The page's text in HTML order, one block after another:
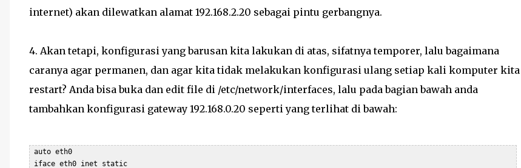
internet) akan dilewatkan alamat 192.168.2.20 sebagai pintu gerbangnya.
4. Akan tetapi, konfigurasi yang barusan kita lakukan di atas, sifatnya temporer, lalu bagaimana
caranya agar permanen, dan agar kita tidak melakukan konfigurasi ulang setiap kali komputer kita
restart? Anda bisa buka dan edit file di /etc/network/interfaces, lalu pada bagian bawah anda
tambahkan konfigurasi gateway 192.168.0.20 seperti yang terlihat di bawah:
auto eth0
iface eth0 inet static